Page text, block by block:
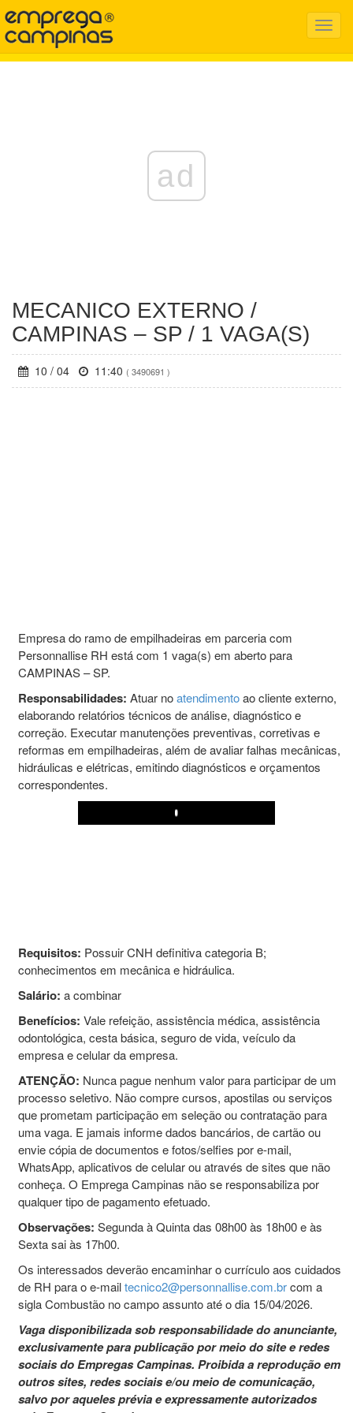
Menu
ad
MECANICO EXTERNO /
CAMPINAS – SP / 1 VAGA(S)
10 / 04 11:40 ( 3490691 )
Empresa do ramo de empilhadeiras em parceria com
Personnallise RH está com 1 vaga(s) em aberto para
CAMPINAS – SP.
Responsabilidades: Atuar noatendimentoao cliente externo,
elaborando relatórios técnicos de análise, diagnóstico e
correção. Executar manutenções preventivas, corretivas e
reformas em empilhadeiras, além de avaliar falhas mecânicas,
hidráulicas e elétricas, emitindo diagnósticos e orçamentos
correspondentes.
Play
Requisitos: Possuir CNH definitiva categoria B;
conhecimentos em mecânica e hidráulica.
Salário: a combinar
Benefícios: Vale refeição, assistência médica, assistência
odontológica, cesta básica, seguro de vida, veículo da
empresa e celular da empresa.
ATENÇÃO: Nunca pague nenhum valor para participar de um
processo seletivo. Não compre cursos, apostilas ou serviços
que prometam participação em seleção ou contratação para
uma vaga. E jamais informe dados bancários, de cartão ou
envie cópia de documentos e fotos/selfies por e-mail,
WhatsApp, aplicativos de celular ou através de sites que não
conheça. O Emprega Campinas não se responsabiliza por
qualquer tipo de pagamento efetuado.
Observações: Segunda à Quinta das 08h00 às 18h00 e às
Sexta sai às 17h00.
Os interessados deverão encaminhar o currículo aos cuidados
de RH para o e-mailtecnico2@personnallise.com.brcom a
sigla Combustão no campo assunto até o dia 15/04/2026.
Vaga disponibilizada sob responsabilidade do anunciante,
exclusivamente para publicação por meio do site e redes
sociais do Empregas Campinas. Proibida a reprodução em
outros sites, redes sociais e/ou meio de comunicação,
salvo por aqueles prévia e expressamente autorizados